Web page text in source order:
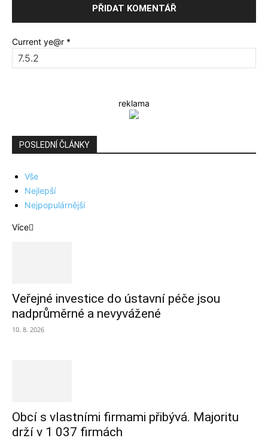
Current ye@r *
reklama
POSLEDNÍ ČLÁNKY
Vše
Nejlepší
Nejpopulárnější
Více
Veřejné investice do ústavní péče jsou
nadprůměrné a nevyvážené
10. 8. 2026
Obcí s vlastními firmami přibývá. Majoritu
drží v 1 037 firmách